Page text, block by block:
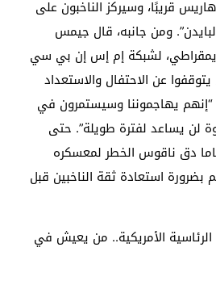
قريبًا، وسيركز الناخبون على
ومن جانبه، قال جيمس
لشبكة إم إس إن بي سي
عن الاحتفال والاستعداد
“إنهم يهاجموننا وسيستمرون في
لن يساعد لفترة طويلة”. حتى
دق ناقوس الخطر لمعسكره
بضرورة استعادة ثقة الناخبين قبل
الرئاسية الأمريكية.. من يعيش في